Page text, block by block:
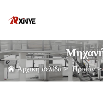
Αρχική σελίδα> Προϊόν